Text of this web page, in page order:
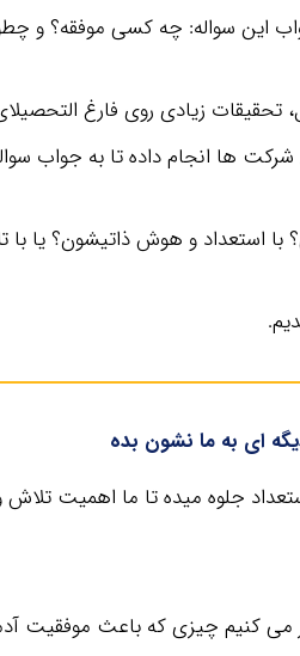
این سواله: چه کسی موفقه؟ و
تحقیقات زیادی روی فارغ
ها انجام داده تا به جواب
استعداد و هوش ذاتیشون؟ یا
ای به ما نشون بده
جلوه میده تا ما اهمیت تلاش و
کنیم چیزی که باعث موفقیت